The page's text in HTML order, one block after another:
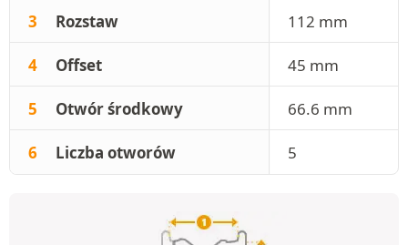
3 Rozstaw 112 mm
4 Offset 45 mm
5 Otwór środkowy 66.6 mm
6 Liczba otworów 5